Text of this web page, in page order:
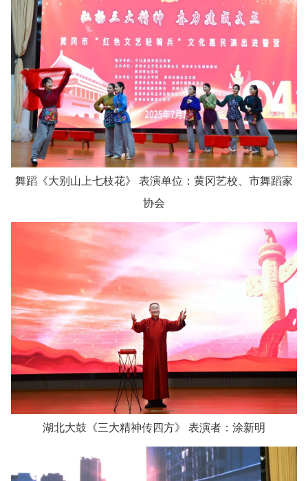
舞蹈《大别山上七枝花》 表演单位：黄冈艺校、市舞蹈家
协会
湖北大鼓《三大精神传四方》 表演者：涂新明